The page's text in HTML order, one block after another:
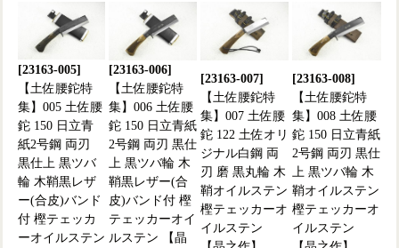
[23163-005]
【土佐腰鉈特
集】005 土佐腰
鉈 150 日立青
紙2号鋼 両刃
黒仕上 黒ツバ
輪 木鞘黒レザ
ー(合皮)バンド
付 樫テェッカ
ーオイルステン
[23163-006]
【土佐腰鉈特
集】006 土佐腰
鉈 150 日立青紙
2号鋼 両刃 黒仕
上 黒ツバ輪 木
鞘黒レザー(合
皮)バンド付 樫
テェッカーオイ
ルステン 【晶
[23163-007]
【土佐腰鉈特
集】007 土佐腰
鉈 122 土佐オリ
ジナル白鋼 両
刃 磨 黒丸輪 木
鞘オイルステン
樫テェッカーオ
イルステン
[23163-008]
【土佐腰鉈特
集】008 土佐腰
鉈 150 日立青紙
2号鋼 両刃 黒仕
上 黒ツバ輪 木
鞘オイルステン
樫テェッカーオ
イルステン